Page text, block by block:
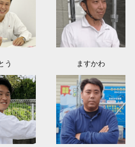
した。ありがとう御座います！
した。ありがとう御座います！
う ますかわ